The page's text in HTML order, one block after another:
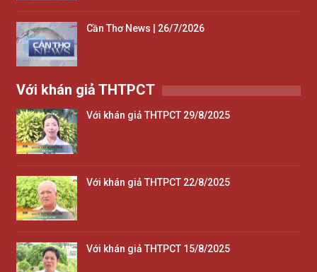
Cần Thơ News | 26/7/2026
Với khán giả THTPCT
Với khán giả THTPCT 29/8/2025
Với khán giả THTPCT 22/8/2025
Với khán giả THTPCT 15/8/2025